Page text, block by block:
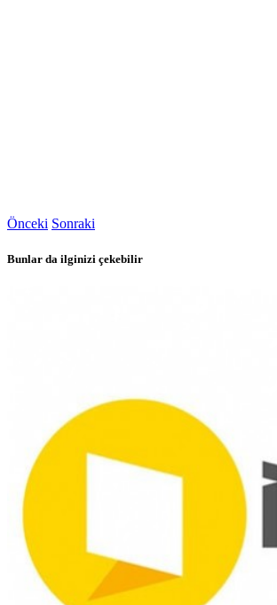
Önceki Sonraki
Bunlar da ilginizi çekebilir